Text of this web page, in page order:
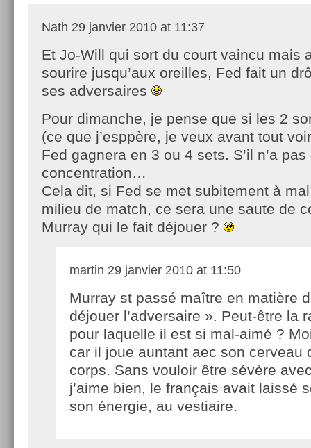
Nath 29 janvier 2010 at 11:37
Et Jo-Will qui sort du court vaincu mais
sourire jusqu’aux oreilles, Fed fait un
ses adversaires
Pour dimanche, je pense que si les 2
(ce que j’esppère, je veux avant tout
Fed gagnera en 3 ou 4 sets. S’il n’a
concentration…
Cela dit, si Fed se met subitement à
milieu de match, ce sera une saute de
Murray qui le fait déjouer ?
martin 29 janvier 2010 at 11:50
Murray st passé maître en matière
déjouer l’adversaire ». Peut-être la
pour laquelle il est si mal-aimé ?
car il joue auntant aec son cerveau
corps. Sans vouloir être sévère
j’aime bien, le français avait laissé
son énergie, au vestiaire.